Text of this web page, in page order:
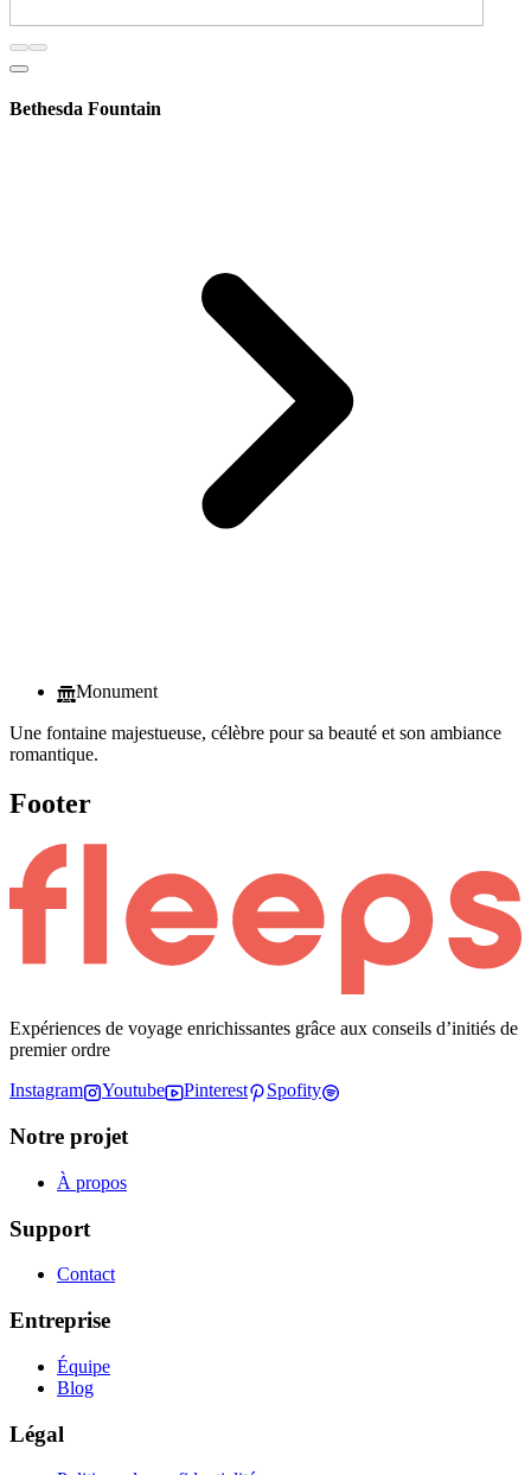
Bethesda Fountain
Monument
Une fontaine majestueuse, célèbre pour sa beauté et son ambiance
romantique.
Footer
Expériences de voyage enrichissantes grâce aux conseils d’initiés de
premier ordre
Instagram
Youtube Pinterest Spofity
Notre projet
À propos
Support
Contact
Entreprise
Équipe
Blog
Légal